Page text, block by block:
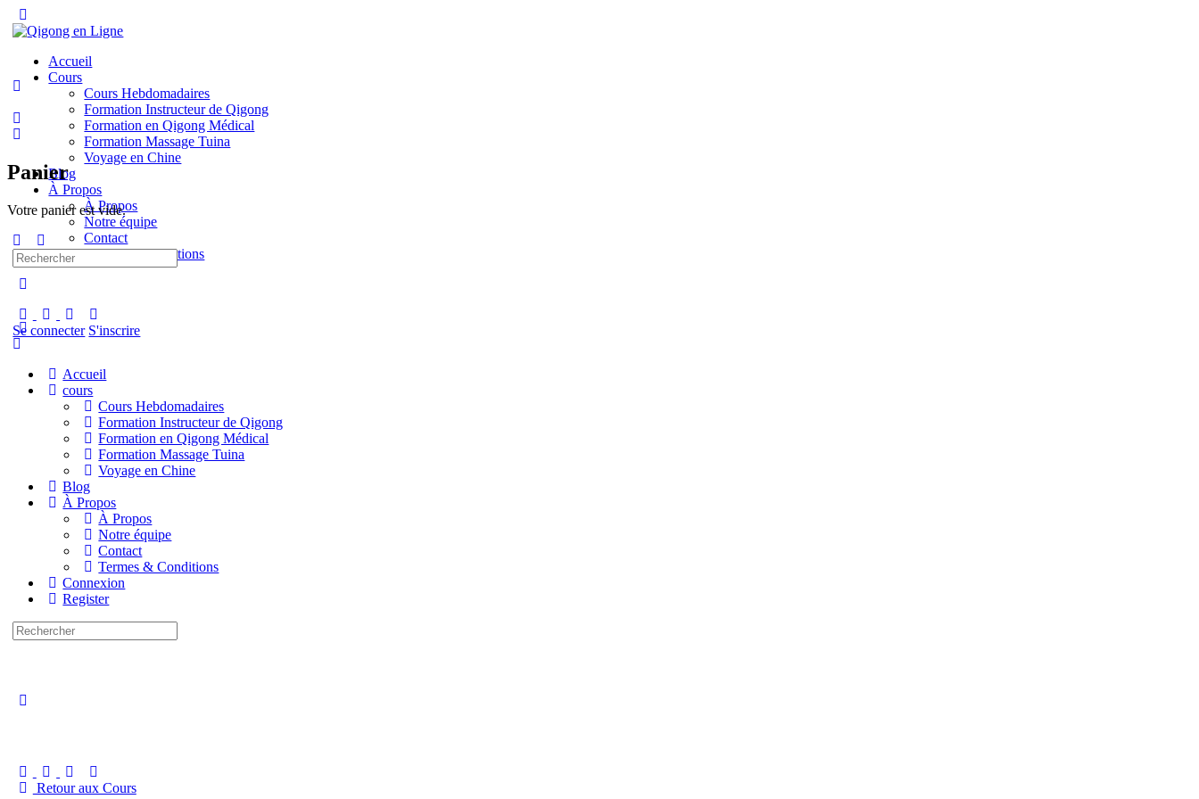
Side
Accueil
Cours
Cours Hebdomadaires
Formation Instructeur de Qigong
Formation en Qigong Médical
Formation Massage Tuina
Voyage en Chine
Blog
À Propos
À Propos
Notre équipe
Contact
Termes & Conditions
Se connecter S'inscrire
Panier
Votre panier est vide.
Recherche
pour:
Accueil
cours
Cours Hebdomadaires
Formation Instructeur de Qigong
Formation en Qigong Médical
Formation Massage Tuina
Voyage en Chine
Blog
À Propos
À Propos
Notre équipe
Contact
Termes & Conditions
Connexion
Register
Recherche
pour:
Retour aux Cours